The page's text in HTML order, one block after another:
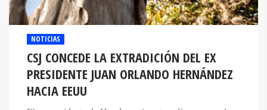
NOTICIAS
CSJ CONCEDE LA EXTRADICIÓN DEL EX
PRESIDENTE JUAN ORLANDO HERNÁNDEZ
HACIA EEUU